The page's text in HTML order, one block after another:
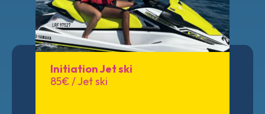
Initiation Jet ski
85€ / Jet ski